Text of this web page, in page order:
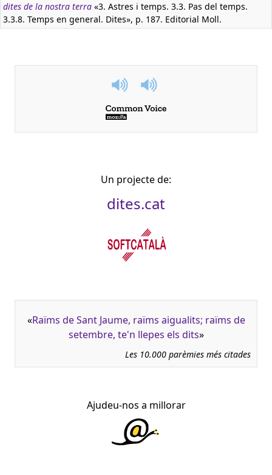
dites de la nostra terra «3. Astres i temps. 3.3. Pas del temps.
3.3.8. Temps en general. Dites», p. 187. Editorial Moll.
Un projecte de:
dites.cat
«Raïms de Sant Jaume, raïms aigualits; raïms de
setembre, te'n llepes els dits»
Les 10.000 parèmies més citades
Ajudeu-nos a millorar